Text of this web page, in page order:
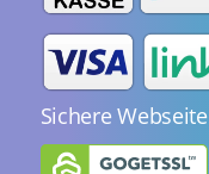
Sichere Webseite